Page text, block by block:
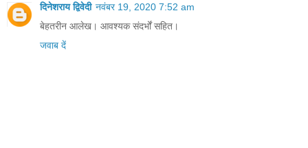
दिनेशराय द्विवेदी नवंबर 19, 2020 7:52 am
बेहतरीन आलेख। आवश्यक संदर्भों सहित।
जवाब दें